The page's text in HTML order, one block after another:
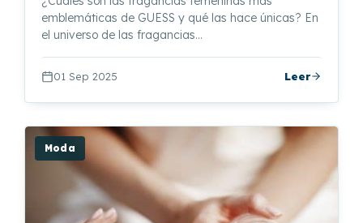
emblemáticas de GUESS y qué las hace únicas? En
el universo de las fragancias…
01 Sep 2025 Leer
Moda